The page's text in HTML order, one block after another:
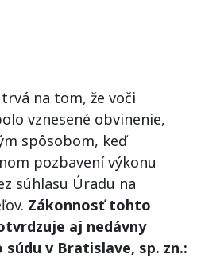
na tom, že voči
vznesené obvinenie,
spôsobom, keď
pozbavení výkonu
súhlasu Úradu na
Zákonnosť tohto
aj nedávny
súdu v Bratislave, sp. zn.: